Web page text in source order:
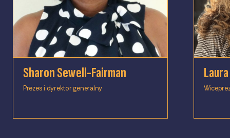
Sharon Sewell-Fairman
Prezes i dyrektor generalny